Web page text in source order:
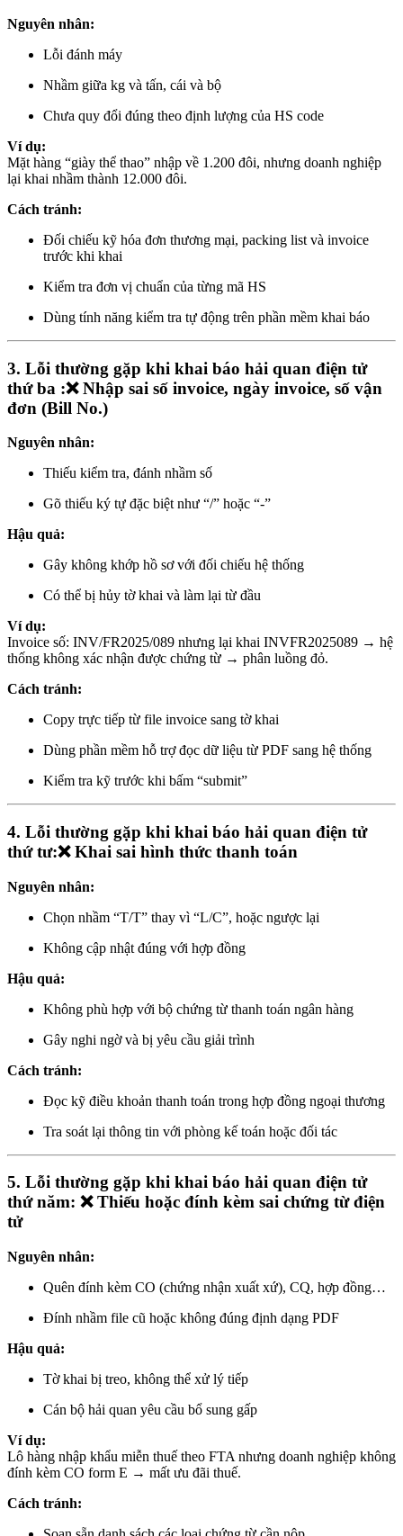
Nguyên nhân:
Lỗi đánh máy
Nhầm giữa kg và tấn, cái và bộ
Chưa quy đổi đúng theo định lượng của HS code
Ví dụ:
Mặt hàng “giày thể thao” nhập về 1.200 đôi, nhưng doanh nghiệp
lại khai nhầm thành 12.000 đôi.
Cách tránh:
Đối chiếu kỹ hóa đơn thương mại, packing list và invoice
trước khi khai
Kiểm tra đơn vị chuẩn của từng mã HS
Dùng tính năng kiểm tra tự động trên phần mềm khai báo
3. Lỗi thường gặp khi khai báo hải quan điện tử
thứ ba :❌ Nhập sai số invoice, ngày invoice, số vận
đơn (Bill No.)
Nguyên nhân:
Thiếu kiểm tra, đánh nhầm số
Gõ thiếu ký tự đặc biệt như “/” hoặc “-”
Hậu quả:
Gây không khớp hồ sơ với đối chiếu hệ thống
Có thể bị hủy tờ khai và làm lại từ đầu
Ví dụ:
Invoice số: INV/FR2025/089 nhưng lại khai INVFR2025089 → hệ
thống không xác nhận được chứng từ → phân luồng đỏ.
Cách tránh:
Copy trực tiếp từ file invoice sang tờ khai
Dùng phần mềm hỗ trợ đọc dữ liệu từ PDF sang hệ thống
Kiểm tra kỹ trước khi bấm “submit”
4. Lỗi thường gặp khi khai báo hải quan điện tử
thứ tư:❌ Khai sai hình thức thanh toán
Nguyên nhân:
Chọn nhầm “T/T” thay vì “L/C”, hoặc ngược lại
Không cập nhật đúng với hợp đồng
Hậu quả:
Không phù hợp với bộ chứng từ thanh toán ngân hàng
Gây nghi ngờ và bị yêu cầu giải trình
Cách tránh:
Đọc kỹ điều khoản thanh toán trong hợp đồng ngoại thương
Tra soát lại thông tin với phòng kế toán hoặc đối tác
5. Lỗi thường gặp khi khai báo hải quan điện tử
thứ năm: ❌ Thiếu hoặc đính kèm sai chứng từ điện
tử
Nguyên nhân:
Quên đính kèm CO (chứng nhận xuất xứ), CQ, hợp đồng…
Đính nhầm file cũ hoặc không đúng định dạng PDF
Hậu quả:
Tờ khai bị treo, không thể xử lý tiếp
Cán bộ hải quan yêu cầu bổ sung gấp
Ví dụ:
Lô hàng nhập khẩu miễn thuế theo FTA nhưng doanh nghiệp không
đính kèm CO form E → mất ưu đãi thuế.
Cách tránh: